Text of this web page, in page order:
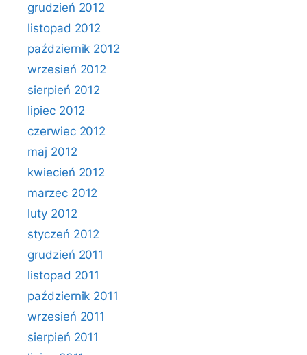
grudzień 2012
listopad 2012
październik 2012
wrzesień 2012
sierpień 2012
lipiec 2012
czerwiec 2012
maj 2012
kwiecień 2012
marzec 2012
luty 2012
styczeń 2012
grudzień 2011
listopad 2011
październik 2011
wrzesień 2011
sierpień 2011